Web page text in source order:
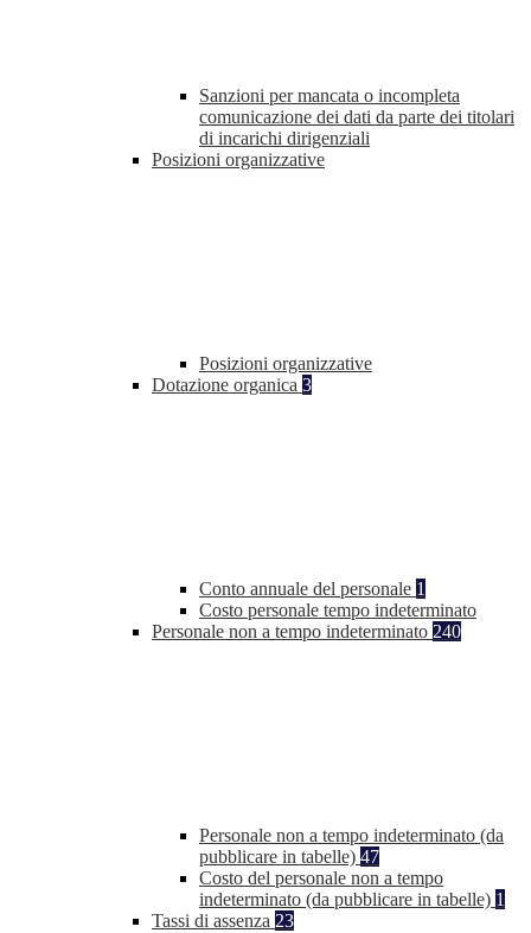
Sanzioni per mancata o incompleta
comunicazione dei dati da parte dei titolari
di incarichi dirigenziali
Posizioni organizzative
Posizioni organizzative
Dotazione organica 3
Conto annuale del personale 1
Costo personale tempo indeterminato
Personale non a tempo indeterminato 240
Personale non a tempo indeterminato (da
pubblicare in tabelle) 47
Costo del personale non a tempo
indeterminato (da pubblicare in tabelle) 1
Tassi di assenza 23